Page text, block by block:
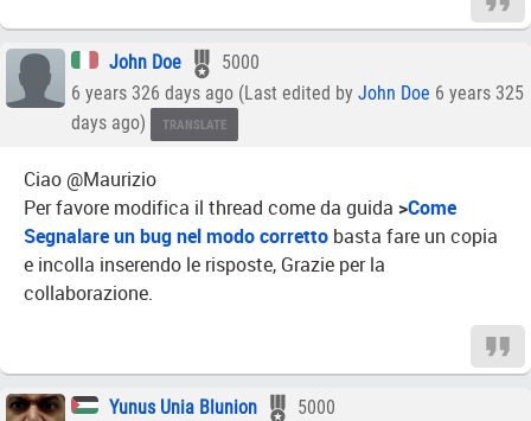
John Doe
5000
6 years 326 days ago (Last edited by John Doe 6 years 325
days ago)
TRANSLATE
Ciao @Maurizio
Per favore modifica il thread come da guida >Come
Segnalare un bug nel modo corretto basta fare un copia
e incolla inserendo le risposte, Grazie per la
collaborazione.
Yunus Unia Blunion
5000